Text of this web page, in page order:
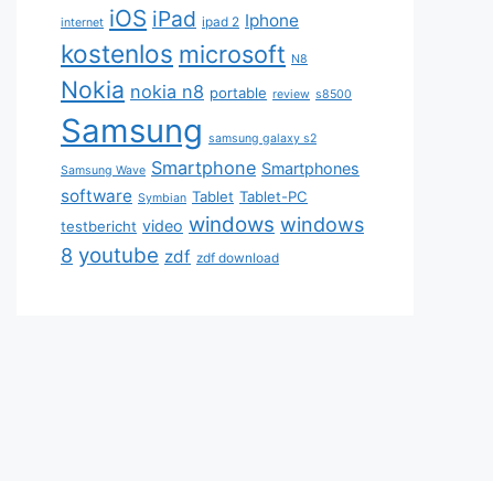
internet iOS iPad ipad 2 Iphone
kostenlos microsoft N8
Nokia nokia n8 portable review s8500
Samsung samsung galaxy s2
Samsung Wave Smartphone Smartphones
software Symbian Tablet Tablet-PC
testbericht video windows windows
8 youtube zdf zdf download